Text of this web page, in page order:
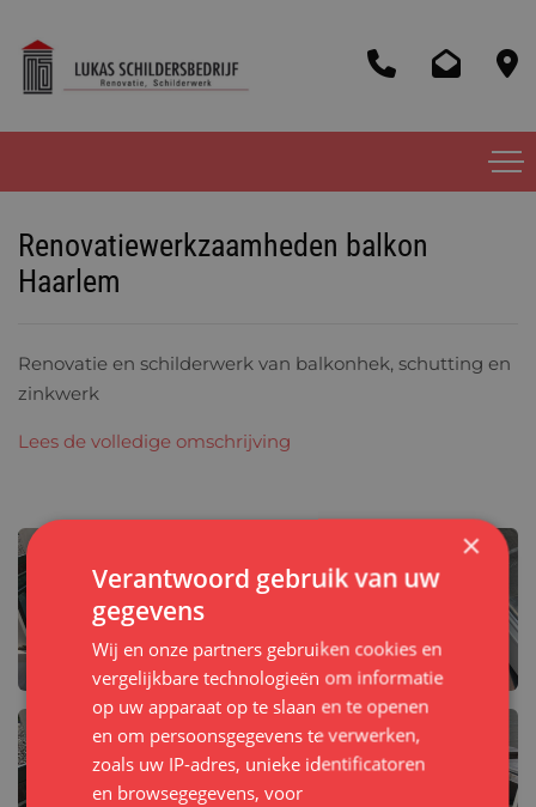
Renovatiewerkzaamheden balkon
Haarlem
Renovatie en schilderwerk van balkonhek, schutting en
zinkwerk
Lees de volledige omschrijving
×
Verantwoord gebruik van uw
gegevens
Wij en onze partners gebruiken cookies en
vergelijkbare technologieën om informatie
op uw apparaat op te slaan en te openen
en om persoonsgegevens te verwerken,
zoals uw IP-adres, unieke identificatoren
en browsegegevens, voor